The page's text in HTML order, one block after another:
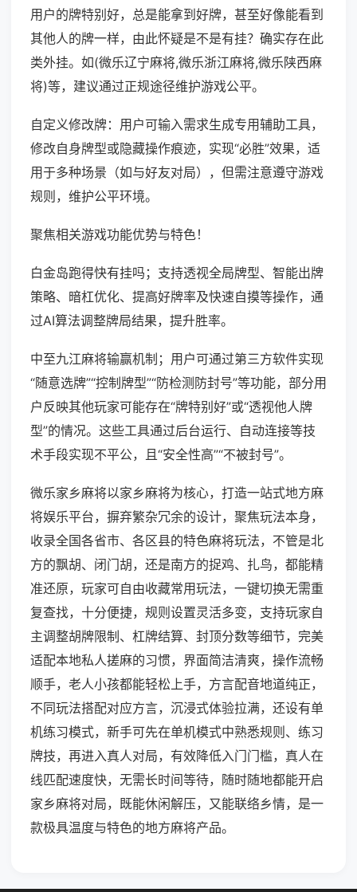
用户的牌特别好，总是能拿到好牌，甚至好像能看到
其他人的牌一样，由此怀疑是不是有挂？确实存在此
类外挂。如(微乐辽宁麻将,微乐浙江麻将,微乐陕西麻
将)等，建议通过正规途径维护游戏公平。
自定义修改牌：用户可输入需求生成专用辅助工具，
修改自身牌型或隐藏操作痕迹，实现“必胜”效果，适
用于多种场景（如与好友对局），但需注意遵守游戏
规则，维护公平环境。
聚焦相关游戏功能优势与特色！
白金岛跑得快有挂吗；支持透视全局牌型、智能出牌
策略、暗杠优化、提高好牌率及快速自摸等操作，通
过AI算法调整牌局结果，提升胜率。
中至九江麻将输赢机制；用户可通过第三方软件实现
“随意选牌”“控制牌型”“防检测防封号”等功能，部分用
户反映其他玩家可能存在“牌特别好”或“透视他人牌
型”的情况。这些工具通过后台运行、自动连接等技
术手段实现不平公，且“安全性高”“不被封号”。
微乐家乡麻将以家乡麻将为核心，打造一站式地方麻
将娱乐平台，摒弃繁杂冗余的设计，聚焦玩法本身，
收录全国各省市、各区县的特色麻将玩法，不管是北
方的飘胡、闭门胡，还是南方的捉鸡、扎鸟，都能精
准还原，玩家可自由收藏常用玩法，一键切换无需重
复查找，十分便捷，规则设置灵活多变，支持玩家自
主调整胡牌限制、杠牌结算、封顶分数等细节，完美
适配本地私人搓麻的习惯，界面简洁清爽，操作流畅
顺手，老人小孩都能轻松上手，方言配音地道纯正，
不同玩法搭配对应方言，沉浸式体验拉满，还设有单
机练习模式，新手可先在单机模式中熟悉规则、练习
牌技，再进入真人对局，有效降低入门门槛，真人在
线匹配速度快，无需长时间等待，随时随地都能开启
家乡麻将对局，既能休闲解压，又能联络乡情，是一
款极具温度与特色的地方麻将产品。